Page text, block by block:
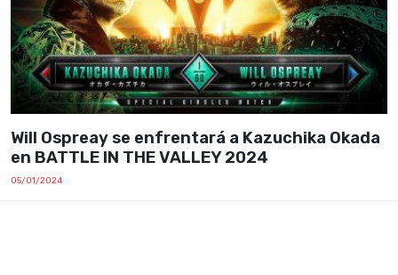
Will Ospreay se enfrentará a Kazuchika Okada
en BATTLE IN THE VALLEY 2024
05/01/2024